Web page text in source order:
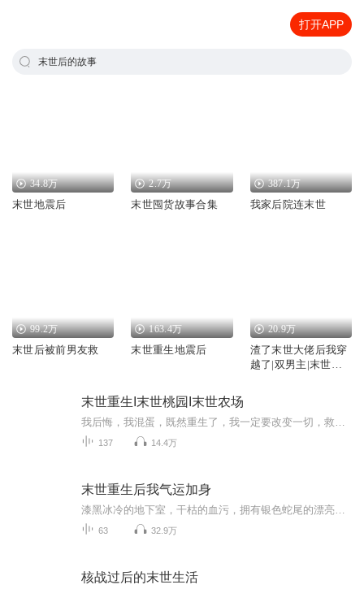
打开APP
末世后的故事
34.8万
末世地震后
2.7万
末世囤货故事合集
387.1万
我家后院连末世
99.2万
末世后被前男友救
163.4万
末世重生地震后
20.9万
渣了末世大佬后我穿
越了|双男主|末世纯
末世重生I末世桃园I末世农场
137 14.4万
末世重生后我气运加身
63 32.9万
核战过后的末世生活